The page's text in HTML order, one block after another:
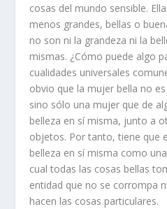
cosas del mundo sensible.
menos grandes, bellas o
no son ni la grandeza ni la
mismas. ¿Cómo puede algo
cualidades universales
obvio que la mujer bella no
sino sólo una mujer que de
belleza en sí misma, junto a
objetos. Por tanto, tiene que
belleza en sí misma como
cual todas las cosas bellas
entidad que no se corrompa
hacen las cosas particulares.